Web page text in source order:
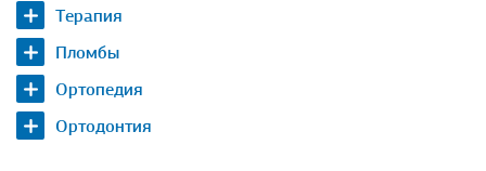
Терапия
Пломбы
Ортопедия
Ортодонтия